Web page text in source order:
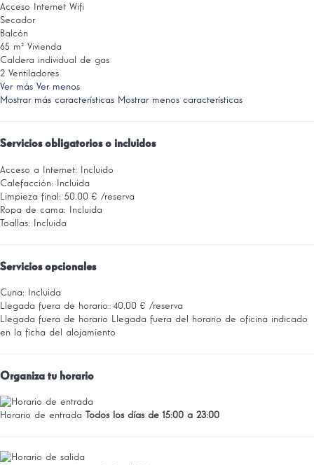
Acceso Internet Wifi
Secador
Balcón
65 m² Vivienda
Caldera individual de gas
2 Ventiladores
Ver más Ver menos
Mostrar más características Mostrar menos características
Servicios obligatorios o incluidos
Acceso a Internet: Incluido
Calefacción: Incluida
Limpieza final: 50,00 € /reserva
Ropa de cama: Incluida
Toallas: Incluida
Servicios opcionales
Cuna: Incluida
Llegada fuera de horario: 40,00 € /reserva
Llegada fuera de horario Llegada fuera del horario de oficina indicado
en la ficha del alojamiento
Organiza tu horario
Horario de entrada Todos los días de 15:00 a 23:00